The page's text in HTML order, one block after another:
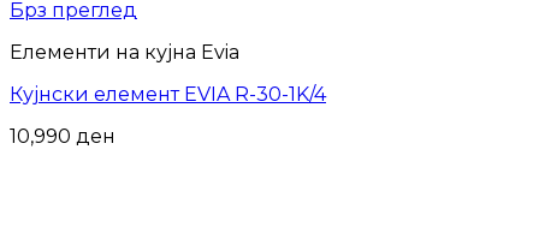
Брз преглед
Елементи на кујна Evia
Кујнски елемент EVIA R-30-1K/4
10,990 ден